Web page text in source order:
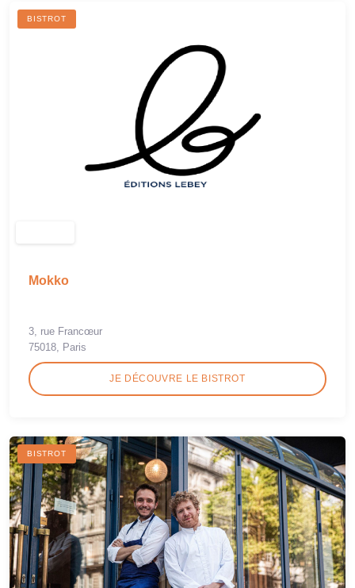
BISTROT
Mokko
3, rue Francœur
75018, Paris
JE DÉCOUVRE LE BISTROT
BISTROT